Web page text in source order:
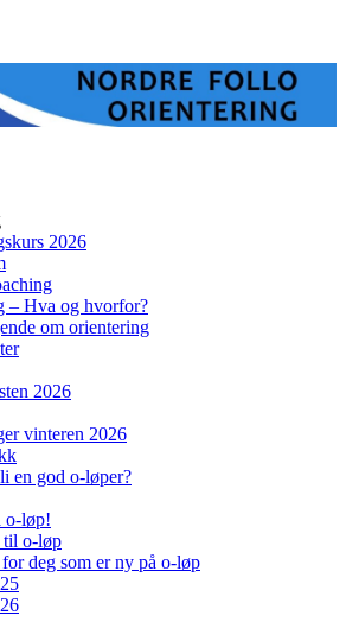
2026
– Hva og hvorfor?
om orientering
2026
vinteren 2026
en god o-løper?
o-løp!
til o-løp
deg som er ny på o-løp